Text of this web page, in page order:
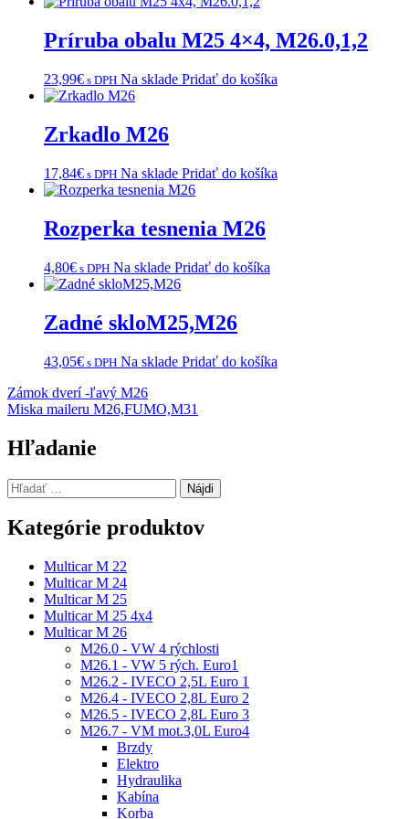
Príruba obalu M25 4×4, M26.0,1,2
23,99€ s DPH Na sklade Pridať do košíka
Zrkadlo M26
17,84€ s DPH Na sklade Pridať do košíka
Rozperka tesnenia M26
4,80€ s DPH Na sklade Pridať do košíka
Zadné skloM25,M26
43,05€ s DPH Na sklade Pridať do košíka
Navigácia
v
článku
Zámok dverí -ľavý M26
Miska maileru M26,FUMO,M31
Hľadanie
Hľadať:
Kategórie produktov
Multicar M 22
Multicar M 24
Multicar M 25
Multicar M 25 4x4
Multicar M 26
M26.0 - VW 4 rýchlosti
M26.1 - VW 5 rých. Euro1
M26.2 - IVECO 2,5L Euro 1
M26.4 - IVECO 2,8L Euro 2
M26.5 - IVECO 2,8L Euro 3
M26.7 - VM mot.3,0L Euro4
Brzdy
Elektro
Hydraulika
Kabína
Korba